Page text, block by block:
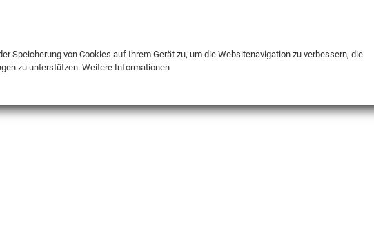
Speicherung von Cookies auf Ihrem Gerät zu, um die Websitenavigation zu verbessern, die
zu unterstützen. Weitere Informationen